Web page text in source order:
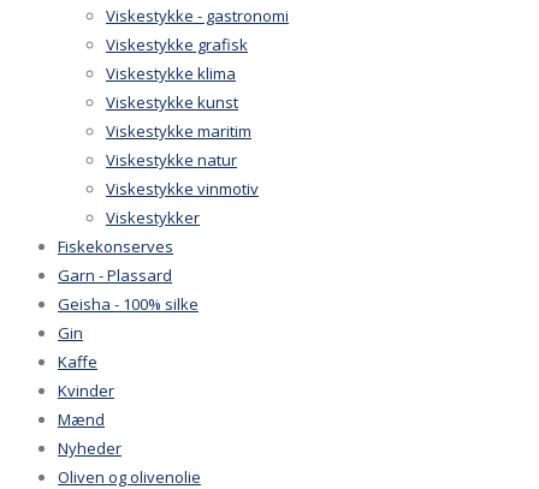
Viskestykke - gastronomi
Viskestykke grafisk
Viskestykke klima
Viskestykke kunst
Viskestykke maritim
Viskestykke natur
Viskestykke vinmotiv
Viskestykker
Fiskekonserves
Garn - Plassard
Geisha - 100% silke
Gin
Kaffe
Kvinder
Mænd
Nyheder
Oliven og olivenolie